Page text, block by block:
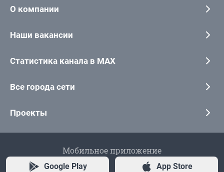
О компании
Наши вакансии
Статистика канала в MAX
Все города сети
Проекты
Мобильное приложение
Google Play App Store